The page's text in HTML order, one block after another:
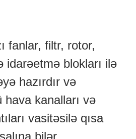
fanlar, filtr, rotor,
idarəetmə blokları ilə
hazırdır və
kanalları və
vasitəsilə qısa
bilər.